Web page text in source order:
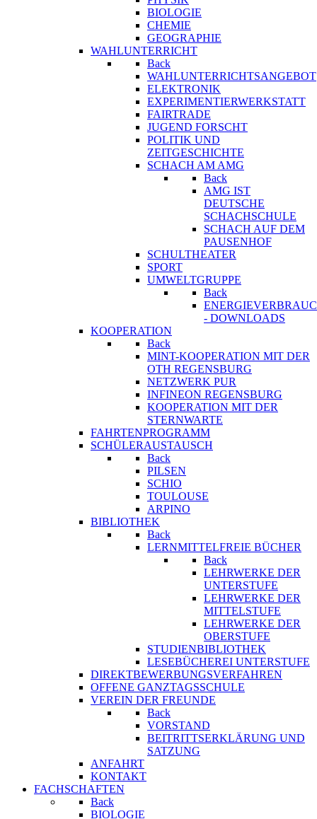
BIOLOGIE
CHEMIE
GEOGRAPHIE
WAHLUNTERRICHT
Back
WAHLUNTERRICHTSANGEBOT
ELEKTRONIK
EXPERIMENTIERWERKSTATT
FAIRTRADE
JUGEND FORSCHT
POLITIK UND
ZEITGESCHICHTE
SCHACH AM AMG
Back
AMG IST
DEUTSCHE
SCHACHSCHULE
SCHACH AUF DEM
PAUSENHOF
SCHULTHEATER
SPORT
UMWELTGRUPPE
Back
- DOWNLOADS
KOOPERATION
Back
MINT-KOOPERATION MIT DER
OTH REGENSBURG
NETZWERK PUR
INFINEON REGENSBURG
KOOPERATION MIT DER
STERNWARTE
FAHRTENPROGRAMM
SCHÜLERAUSTAUSCH
Back
PILSEN
SCHIO
TOULOUSE
ARPINO
BIBLIOTHEK
Back
LERNMITTELFREIE BÜCHER
Back
LEHRWERKE DER
UNTERSTUFE
LEHRWERKE DER
MITTELSTUFE
LEHRWERKE DER
OBERSTUFE
STUDIENBIBLIOTHEK
LESEBÜCHEREI UNTERSTUFE
DIREKTBEWERBUNGSVERFAHREN
OFFENE GANZTAGSSCHULE
VEREIN DER FREUNDE
Back
VORSTAND
BEITRITTSERKLÄRUNG UND
SATZUNG
ANFAHRT
KONTAKT
FACHSCHAFTEN
Back
BIOLOGIE